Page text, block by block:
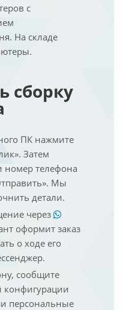
с
На складе
сборку
ПК нажмите
Затем
телефона
Мы
детали.
через
оформит заказ
о ходе его
сообщите
конфигурации
персональные